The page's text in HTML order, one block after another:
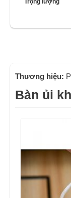
Thương hiệu:
Bàn ủi